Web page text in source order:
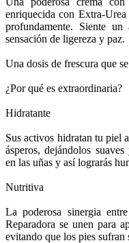
enriquecida con Extra-
profundamente. Siente
sensación de ligereza y paz.
Una dosis de frescura que
¿Por qué es extraordinaria?
Hidratante
Sus activos hidratan tu piel
ásperos, dejándolos
en las uñas y así lograrás
Nutritiva
La poderosa sinergia
Reparadora se unen para
evitando que los pies sufran